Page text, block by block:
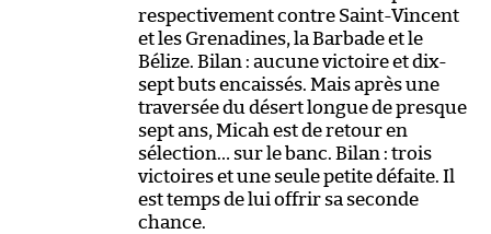
respectivement contre Saint-Vincent
et les Grenadines, la Barbade et le
Bélize. Bilan : aucune victoire et dix-
sept buts encaissés. Mais après une
traversée du désert longue de presque
sept ans, Micah est de retour en
sélection… sur le banc. Bilan : trois
victoires et une seule petite défaite. Il
est temps de lui offrir sa seconde
chance.